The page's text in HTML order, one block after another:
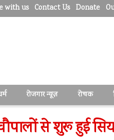
with us Contact Us Donate
रोजगार न्यूज़ रोचक
से शुरू हुई